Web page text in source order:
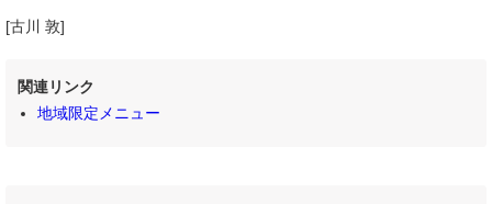
[古川 敦]
関連リンク
地域限定メニュー